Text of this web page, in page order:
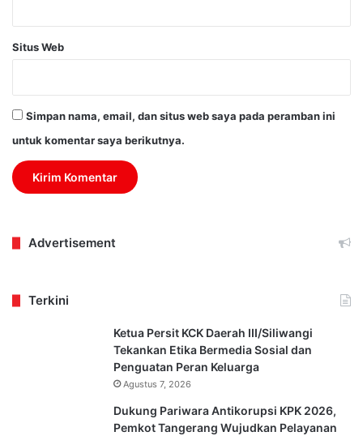
Situs Web
Simpan nama, email, dan situs web saya pada peramban ini
untuk komentar saya berikutnya.
Advertisement
Terkini
Ketua Persit KCK Daerah III/Siliwangi
Tekankan Etika Bermedia Sosial dan
Penguatan Peran Keluarga
Agustus 7, 2026
Dukung Pariwara Antikorupsi KPK 2026,
Pemkot Tangerang Wujudkan Pelayanan